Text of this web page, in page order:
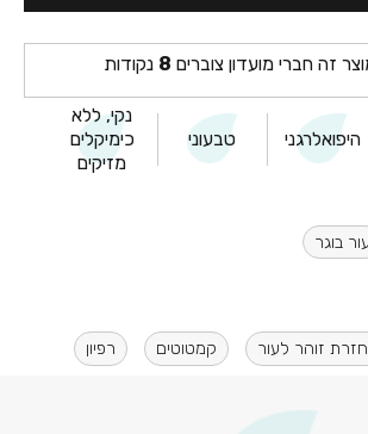
זה חברי מועדון צוברים 8 נקודות
היפואלרגני טבעוני
נקי, ללא
כימיקלים
מזיקים
עור בוגר
זוהר לעור קמטוטים רפיון